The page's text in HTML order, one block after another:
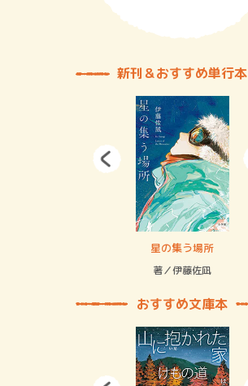
新刊＆おすすめ単行本
星の集う場所
著／伊藤佐凪
おすすめ文庫本